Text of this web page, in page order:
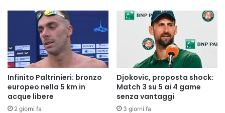
Infinito Paltrinieri: bronzo
europeo nella 5 km in
acque libere
2 giorni fa
Djokovic, proposta shock:
Match 3 su 5 ai 4 game
senza vantaggi
3 giorni fa